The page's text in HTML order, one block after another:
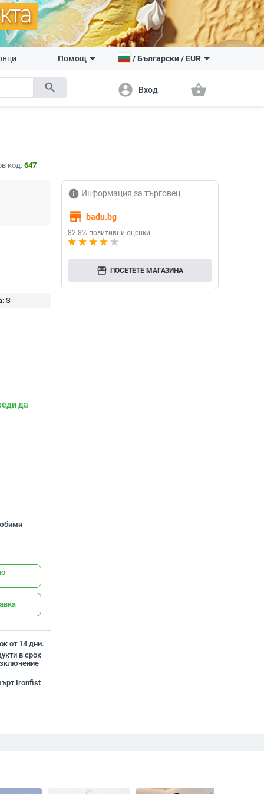
search
Помощ /Български/ EUR
account_circle Вход shopping_basket
код: 647
S
да
от 14 дни.
в срок
Ironfist
info Информация за търговец
store badu.bg
82.8% позитивни оценки
storefront ПОСЕТЕТЕ МАГАЗИНА